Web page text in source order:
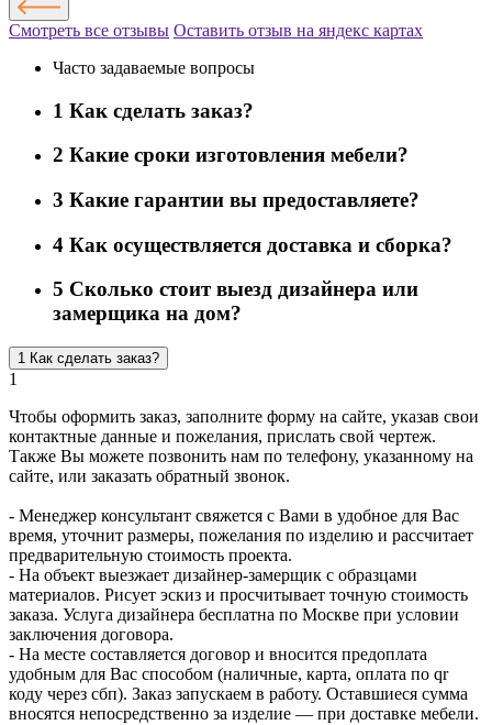
Смотреть все отзывы Оставить отзыв на яндекс картах
Часто задаваемые вопросы
1 Как сделать заказ?
2 Какие сроки изготовления мебели?
3 Какие гарантии вы предоставляете?
4 Как осуществляется доставка и сборка?
5 Сколько стоит выезд дизайнера или
замерщика на дом?
1 Как сделать заказ?
1
Чтобы оформить заказ, заполните форму на сайте, указав свои
контактные данные и пожелания, прислать свой чертеж.
Также Вы можете позвонить нам по телефону, указанному на
сайте, или заказать обратный звонок.
- Менеджер консультант свяжется с Вами в удобное для Вас
время, уточнит размеры, пожелания по изделию и рассчитает
предварительную стоимость проекта.
- На объект выезжает дизайнер-замерщик с образцами
материалов. Рисует эскиз и просчитывает точную стоимость
заказа. Услуга дизайнера бесплатна по Москве при условии
заключения договора.
- На месте составляется договор и вносится предоплата
удобным для Вас способом (наличные, карта, оплата по qr
коду через сбп). Заказ запускаем в работу. Оставшиеся сумма
вносятся непосредственно за изделие — при доставке мебели.